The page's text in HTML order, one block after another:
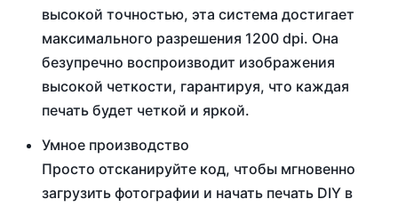
высокой точностью, эта система достигает
максимального разрешения 1200 dpi. Она
безупречно воспроизводит изображения
высокой четкости, гарантируя, что каждая
печать будет четкой и яркой.
Умное производство
Просто отсканируйте код, чтобы мгновенно
загрузить фотографии и начать печать DIY в